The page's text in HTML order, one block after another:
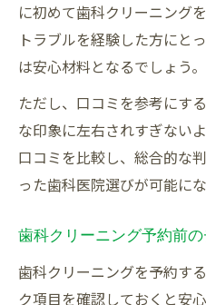
に初めて歯科クリーニング
トラブルを経験した方にと
は安心材料となるでしょう。
ただし、口コミを参考にす
な印象に左右されすぎない
口コミを比較し、総合的な
った歯科医院選びが可能にな
歯科クリーニング予約前
歯科クリーニングを予約す
ク項目を確認しておくと安